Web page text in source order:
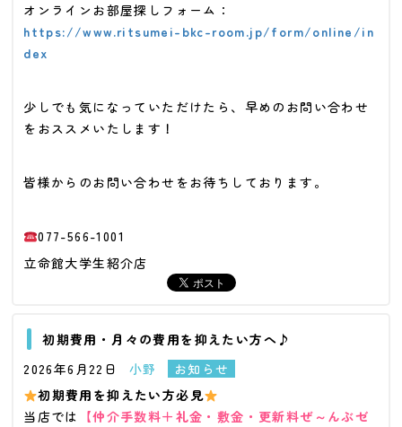
オンラインお部屋探しフォーム：
https://www.ritsumei-bkc-room.jp/form/online/in
dex
少しでも気になっていただけたら、早めのお問い合わせ
をおススメいたします！
皆様からのお問い合わせをお待ちしております。
077-566-1001
立命館大学生紹介店
初期費用・月々の費用を抑えたい方へ♪
2026年6月22日
小野
お知らせ
初期費用を抑えたい方必見
当店では 【仲介手数料＋礼金・敷金・更新料ぜ～んぶゼ